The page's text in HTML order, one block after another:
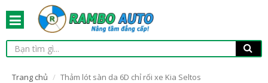
Trang chủ Thảm lót sàn da 6D chỉ rối xe Kia Seltos